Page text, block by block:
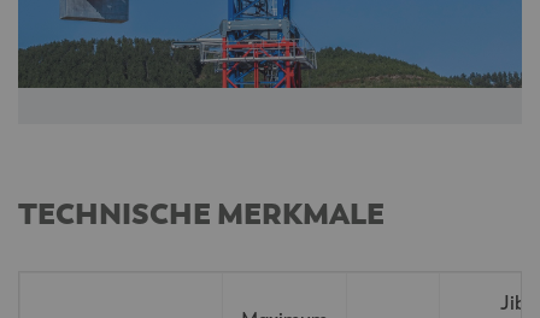
TECHNISCHE MERKMALE
Jib-